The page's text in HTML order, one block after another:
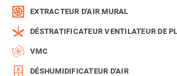
EXTRACTEUR D'AIR MURAL
DÉSTRATIFICATEUR VENTILATEUR DE
VMC
DÉSHUMIDIFICATEUR D'AIR